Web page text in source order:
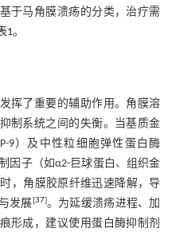
于马角膜溃疡的分类，治疗需
1。
挥了重要的辅助作用。角膜溶
制系统之间的失衡。当基质金
9）及中性粒细胞弹性蛋白酶
因子（如α2-巨球蛋白、组织金
，角膜胶原纤维迅速降解，导
发展[37]。为延缓溃疡进程、加
形成，建议使用蛋白酶抑制剂